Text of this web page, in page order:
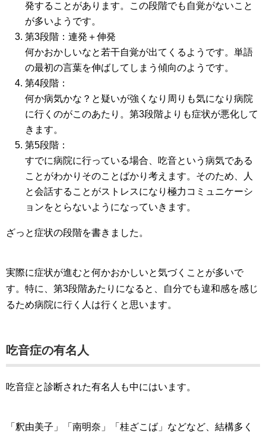
発することがあります。この段階でも自覚がないこと
が多いようです。
第3段階：連発＋伸発
何かおかしいなと若干自覚が出てくるようです。単語
の最初の言葉を伸ばしてしまう傾向のようです。
第4段階：
何か病気かな？と疑いが強くなり周りも気になり病院
に行くのがこのあたり。第3段階よりも症状が悪化して
きます。
第5段階：
すでに病院に行っている場合、吃音という病気である
ことがわかりそのことばかり考えます。そのため、人
と会話することがストレスになり極力コミュニケーシ
ョンをとらないようになっていきます。
ざっと症状の段階を書きました。
実際に症状が進むと何かおかしいと気づくことが多いで
す。特に、第3段階あたりになると、自分でも違和感を感じ
るため病院に行く人は行くと思います。
吃音症の有名人
吃音症と診断された有名人も中にはいます。
「 釈由美子 」「 南明奈 」「 桂ざこば 」などなど、結構多く